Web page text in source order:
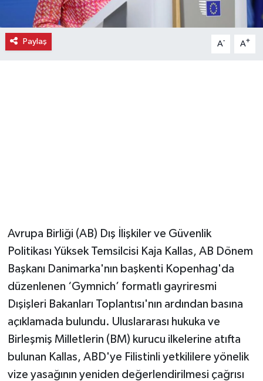
Paylaş A- A+
Avrupa Birliği (AB) Dış İlişkiler ve Güvenlik
Politikası Yüksek Temsilcisi Kaja Kallas, AB Dönem
Başkanı Danimarka'nın başkenti Kopenhag'da
düzenlenen ‘Gymnich’ formatlı gayriresmi
Dışişleri Bakanları Toplantısı'nın ardından basına
açıklamada bulundu. Uluslararası hukuka ve
Birleşmiş Milletlerin (BM) kurucu ilkelerine atıfta
bulunan Kallas, ABD'ye Filistinli yetkililere yönelik
vize yasağının yeniden değerlendirilmesi çağrısı
Haber
Seri İlan
Siyaset
Sokak Hayvanlarını Sahiplendirme
Spor